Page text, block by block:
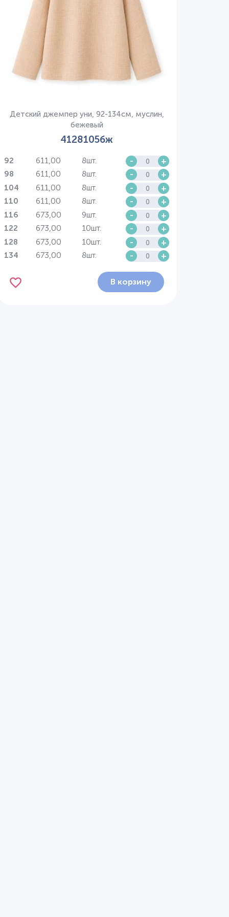
Детский джемпер уни, 92-134см, муслин,
бежевый
4128105бж
92 611,00 8шт. - +
98 611,00 8шт. - +
104 611,00 8шт. - +
110 611,00 8шт. - +
116 673,00 9шт. - +
122 673,00 10шт. - +
128 673,00 10шт. - +
134 673,00 8шт. - +
В корзину